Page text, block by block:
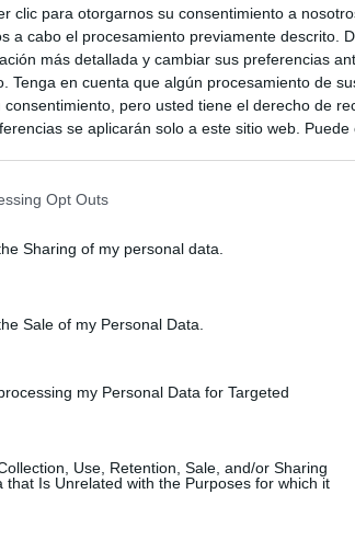
clic para otorgarnos su consentimiento a
a cabo el procesamiento previamente descrito.
más detallada y cambiar sus preferencias
Tenga en cuenta que algún procesamiento de
pero usted tiene el derecho de
se aplicarán solo a este sitio web. Puede
Opt Outs
Sharing of my personal data.
Sale of my Personal Data.
my Personal Data for Targeted
Use, Retention, Sale, and/or Sharing
that Is Unrelated with the Purposes for which it
a los viajeros procedentes de Italia en respuesta
Gobierno y mantiene los controles a viajeros de
"No aceptamos imposiciones"